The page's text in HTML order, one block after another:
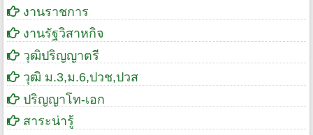
งานราชการ
งานรัฐวิสาหกิจ
วุฒิปริญญาตรี
วุฒิ ม.3,ม.6,ปวช,ปวส
ปริญญาโท-เอก
สาระน่ารู้